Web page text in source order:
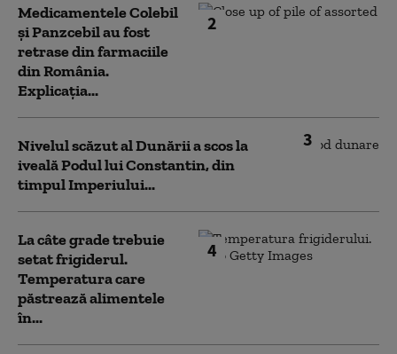
2
Medicamentele Colebil
și Panzcebil au fost
retrase din farmaciile
din România.
Explicația...
3
Nivelul scăzut al Dunării a scos la
iveală Podul lui Constantin, din
timpul Imperiului...
4
La câte grade trebuie
setat frigiderul.
Temperatura care
păstrează alimentele
în...